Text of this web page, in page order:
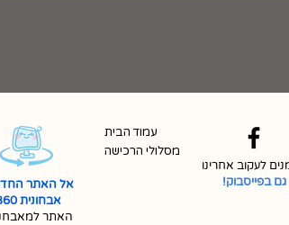
עמוד הבית
מסלולי הרכישה
אל האתר
אבחונית 360
האתר
לעקוב אחרינו
גם בפייסבוק!